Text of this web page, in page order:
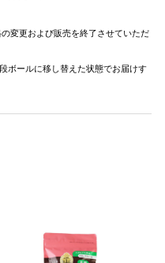
変更および販売を終了させていただ
ボールに移し替えた状態でお届けす